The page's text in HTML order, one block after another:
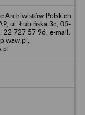
Archiwistów Polskich
ul. Łubińska 3c, 05-
22 727 57 96, e-mail: